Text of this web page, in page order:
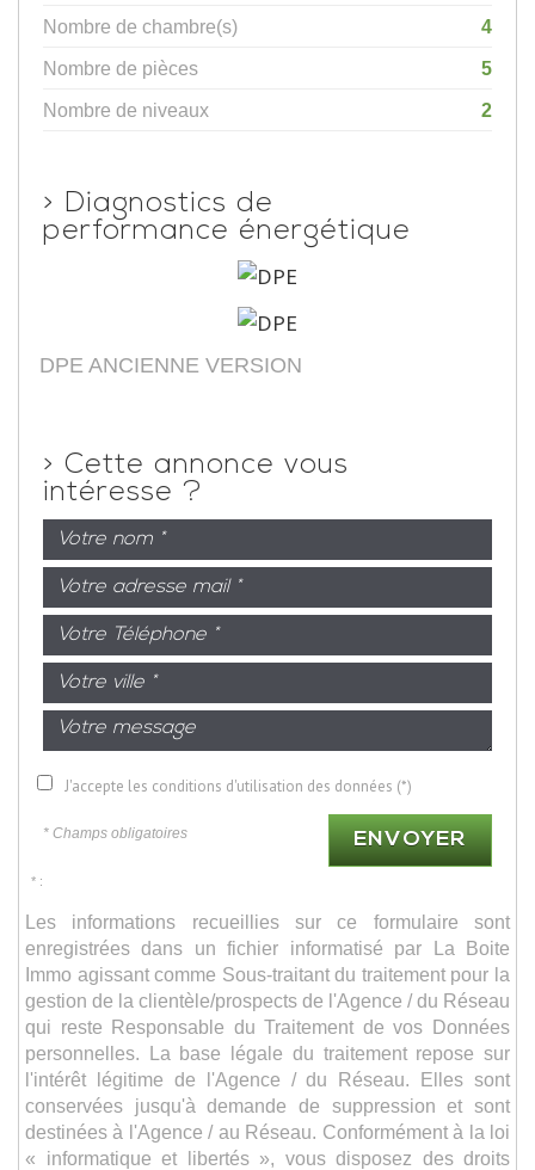
Nombre de chambre(s)
4
Nombre de pièces
5
Nombre de niveaux
2
> Diagnostics de
performance énergétique
DPE ANCIENNE VERSION
> Cette annonce vous
intéresse ?
J'accepte les conditions d'utilisation des données (*)
* Champs obligatoires ENVOYER
* :
Les informations recueillies sur ce formulaire sont
enregistrées dans un fichier informatisé par La Boite
Immo agissant comme Sous-traitant du traitement pour la
gestion de la clientèle/prospects de l'Agence / du Réseau
qui reste Responsable du Traitement de vos Données
personnelles. La base légale du traitement repose sur
l'intérêt légitime de l'Agence / du Réseau. Elles sont
conservées jusqu'à demande de suppression et sont
destinées à l'Agence / au Réseau. Conformément à la loi
« informatique et libertés », vous disposez des droits